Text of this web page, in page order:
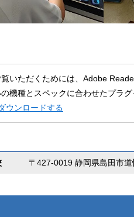
いただくためには、Adobe
機種とスペックに合わせたプラ
ウンロードする
〒427-0019 静岡県島田市